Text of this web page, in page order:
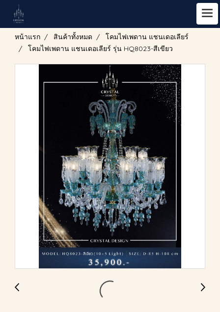
หน้าแรก สินค้าทั้งหมด
โคมไฟเพดาน แชนเดอเลียร์
โคมไฟเพดาน แชนเดอเลียร์ รุ่น HQ8023-สีเขียว